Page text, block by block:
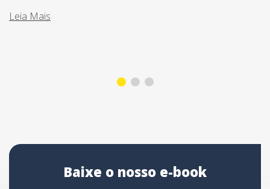
Leia Mais
Baixe o nosso e-book